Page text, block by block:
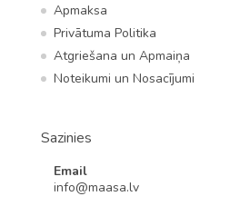
Apmaksa
Privātuma Politika
Atgriešana un Apmaiņa
Noteikumi un Nosacījumi
Sazinies
Email
info@maasa.lv